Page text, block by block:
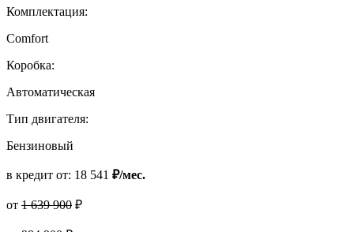
Комплектация:
Comfort
Коробка:
Автоматическая
Тип двигателя:
Бензиновый
в кредит от: 18 541 ₽/мес.
от 1 639 900 ₽